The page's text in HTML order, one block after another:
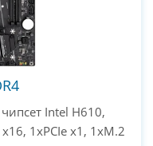
Intel H610,
1xPCIe x1, 1xM.2